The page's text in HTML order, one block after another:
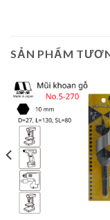
SẢN PHẨM